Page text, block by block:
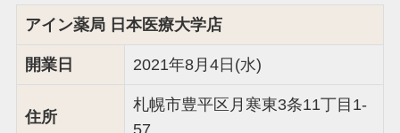
アイン薬局 日本医療大学店
開業日 2021年8月4日(水)
住所
札幌市豊平区月寒東3条11丁目1-
57